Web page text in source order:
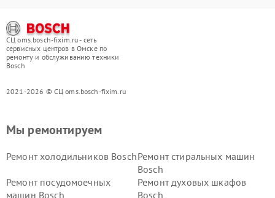
СЦ oms.bosch-fixim.ru - сеть
сервисных центров в Омске по
ремонту и обслуживанию техники
Bosch
2021-2026 © СЦ oms.bosch-fixim.ru
Мы ремонтируем
Ремонт холодильников BoschРемонт стиральных машин
Bosch
Ремонт посудомоечных
машин Bosch
Ремонт духовых шкафов
Bosch